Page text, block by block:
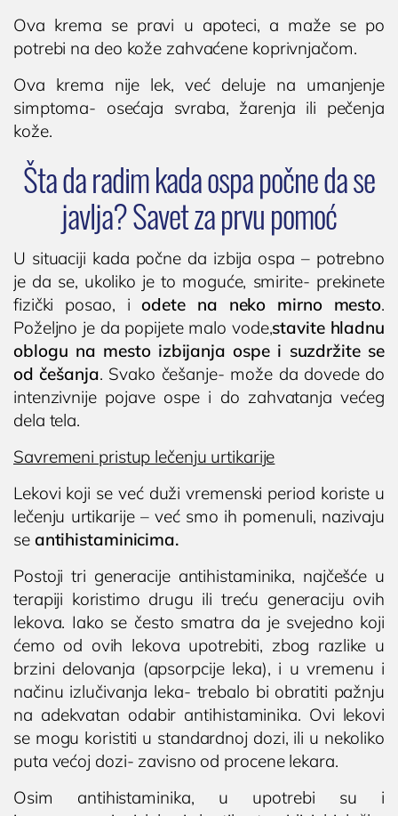
Ova krema se pravi u apoteci, a maže se po
potrebi na deo kože zahvaćene koprivnjačom.
Ova krema nije lek, već deluje na umanjenje
simptoma- osećaja svraba, žarenja ili pečenja
kože.
Šta da radim kada ospa počne da se
javlja? Savet za prvu pomoć
U situaciji kada počne da izbija ospa – potrebno
je da se, ukoliko je to moguće, smirite- prekinete
fizički posao, iodete na neko mirno mesto.
Poželjno je da popijete malo vode,stavite hladnu
oblogu na mesto izbijanja ospe i suzdržite se
od češanja. Svako češanje- može da dovede do
intenzivnije pojave ospe i do zahvatanja većeg
dela tela.
Savremeni pristup lečenju urtikarije
Lekovi koji se već duži vremenski period koriste u
lečenju urtikarije – već smo ih pomenuli, nazivaju
se antihistaminicima.
Postoji tri generacije antihistaminika, najčešće u
terapiji koristimo drugu ili treću generaciju ovih
lekova. Iako se često smatra da je svejedno koji
ćemo od ovih lekova upotrebiti, zbog razlike u
brzini delovanja (apsorpcije leka), i u vremenu i
načinu izlučivanja leka- trebalo bi obratiti pažnju
na adekvatan odabir antihistaminika. Ovi lekovi
se mogu koristiti u standardnoj dozi, ili u nekoliko
puta većoj dozi- zavisno od procene lekara.
Osim antihistaminika, u upotrebi su i